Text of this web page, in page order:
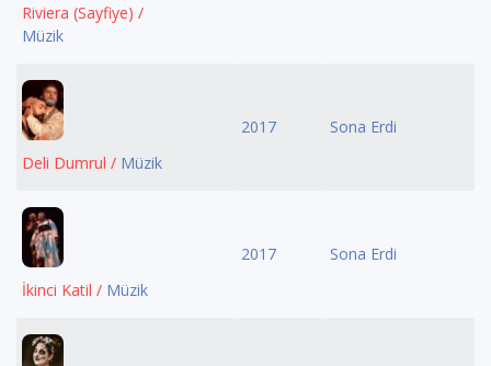
Riviera (Sayfiye) /
Müzik
Deli Dumrul / Müzik
2017 Sona Erdi
İkinci Katil / Müzik
2017 Sona Erdi